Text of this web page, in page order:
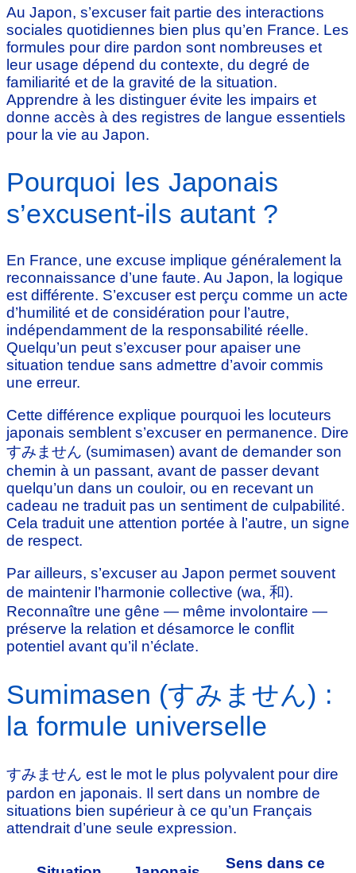
Au Japon, s’excuser fait partie des interactions
sociales quotidiennes bien plus qu’en France. Les
formules pour dire pardon sont nombreuses et
leur usage dépend du contexte, du degré de
familiarité et de la gravité de la situation.
Apprendre à les distinguer évite les impairs et
donne accès à des registres de langue essentiels
pour la vie au Japon.
Pourquoi les Japonais
s’excusent-ils autant ?
En France, une excuse implique généralement la
reconnaissance d’une faute. Au Japon, la logique
est différente. S’excuser est perçu comme un acte
d’humilité et de considération pour l’autre,
indépendamment de la responsabilité réelle.
Quelqu’un peut s’excuser pour apaiser une
situation tendue sans admettre d’avoir commis
une erreur.
Cette différence explique pourquoi les locuteurs
japonais semblent s’excuser en permanence. Dire
すみません (sumimasen) avant de demander son
chemin à un passant, avant de passer devant
quelqu’un dans un couloir, ou en recevant un
cadeau ne traduit pas un sentiment de culpabilité.
Cela traduit une attention portée à l’autre, un signe
de respect.
Par ailleurs, s’excuser au Japon permet souvent
de maintenir l’harmonie collective (wa, 和).
Reconnaître une gêne — même involontaire —
préserve la relation et désamorce le conflit
potentiel avant qu’il n’éclate.
Sumimasen (すみません) :
la formule universelle
すみません est le mot le plus polyvalent pour dire
pardon en japonais. Il sert dans un nombre de
situations bien supérieur à ce qu’un Français
attendrait d’une seule expression.
Sens dans ce